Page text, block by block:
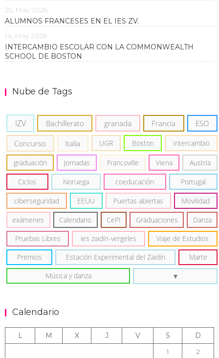
25, May 2026
ALUMNOS FRANCESES EN EL IES ZV.
14, May 2026
INTERCAMBIO ESCOLAR CON LA COMMONWEALTH
SCHOOL DE BOSTON
Nube de Tags
IZV Bachillerato granada Francia ESO
Concurso Italia UGR Boston Intercambio
graduación Jornadas Francoville Viena Austria
Ciclos Noruega coeducación Portugal
ciberseguridad EEUU Puertas abiertas Movilidad
exámenes Calendario CePI Graduaciones Danza
Pruebas Libres ies zaidín-vergeles Viaje de Estudios
Premios Estación Experimental del Zaidín Marte
Música y danza
Calendario
L M X J V S
D
1
2